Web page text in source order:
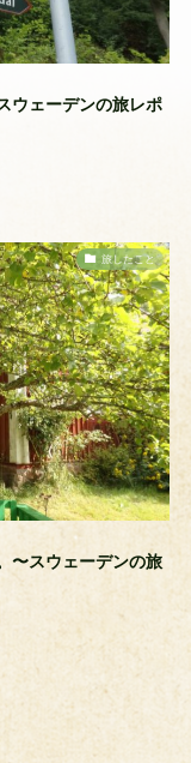
ウェーデンの旅レポ
旅したこと
〜スウェーデンの旅